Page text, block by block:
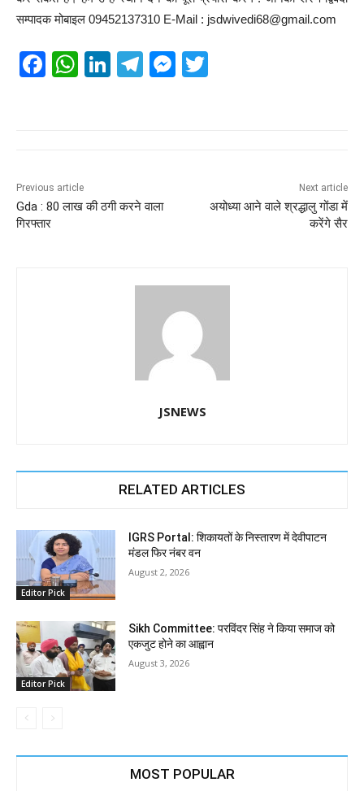
सम्पादक मोबाइल 09452137310 E-Mail : jsdwivedi68@gmail.com
F
o
o
W
p
p
Li
n
T
m
M
Previous article
Gda : 80 लाख की ठगी करने वाला
गिरफ्तार
Next article
अयोध्या आने वाले श्रद्धालु गोंडा में
करेंगे सैर
JSNEWS
RELATED ARTICLES
Editor Pick
IGRS Portal: शिकायतों के निस्तारण में देवीपाटन
मंडल फिर नंबर वन
August 2, 2026
Editor Pick
Sikh Committee: परविंदर सिंह ने किया समाज को
एकजुट होने का आह्वान
August 3, 2026
MOST POPULAR